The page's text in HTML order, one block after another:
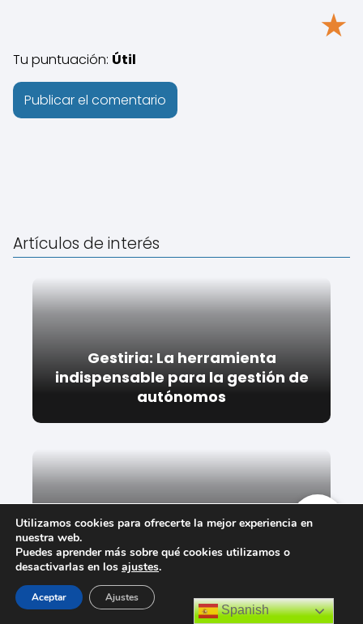
★
Tu puntuación: Útil
Artículos de interés
Gestiria: La herramienta
indispensable para la gestión de
autónomos
Guía completa para la
declaración de IVA: Modelo 303
Spanish
Utilizamos cookies para ofrecerte la mejor experiencia en
nuestra web.
Puedes aprender más sobre qué cookies utilizamos o
desactivarlas en los ajustes.
Aceptar Ajustes